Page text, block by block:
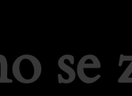
se